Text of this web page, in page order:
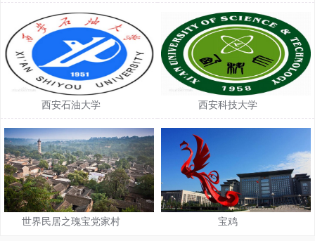
西安石油大学 西安科技大学
世界民居之瑰宝党家村 宝鸡